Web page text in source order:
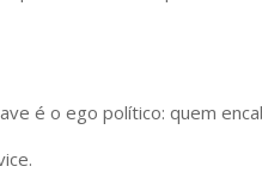
é o ego político: quem